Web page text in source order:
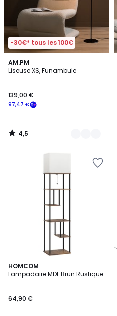
-30€* tous les 100€
AM.PM
Liseuse XS, Funambule
97,47 €
139,00 €
4,5
/ 5
2
Couleurs
4,5
/
HOMCOM
Lampadaire MDF Brun Rustique
64,90 €
5
/